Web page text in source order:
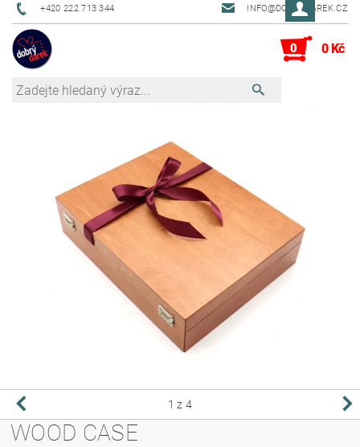
+420 222 713 344 INFO@DOBRYDAREK.CZ
0 0 Kč
1 z 4
WOOD CASE